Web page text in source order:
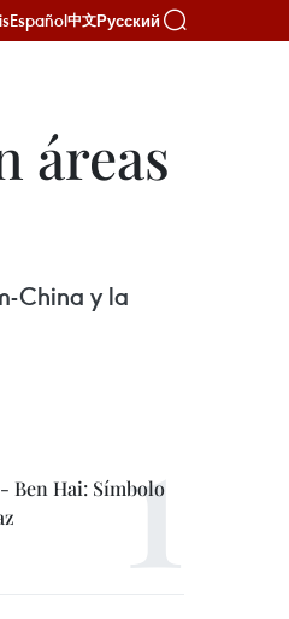
Español中文Русский
áreas
China y la
Ben Hai: Símbolo